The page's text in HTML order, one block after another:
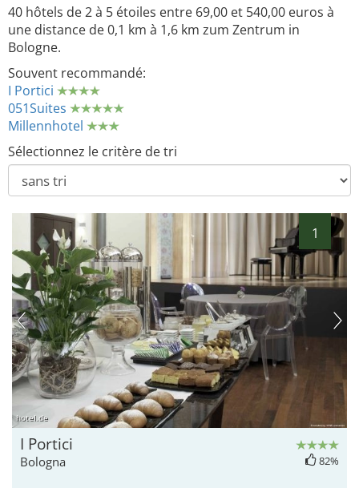
40 hôtels de 2 à 5 étoiles entre 69,00 et 540,00 euros à
une distance de 0,1 km à 1,6 km zum Zentrum in
Bologne.
Souvent recommandé:
I Portici
051Suites
Millennhotel
Sélectionnez le critère de tri
1
hotel.de
I Portici
Bologna 82%